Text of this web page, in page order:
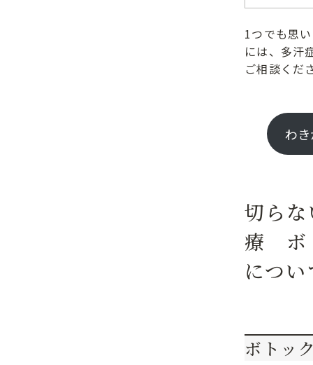
1つでも思
には、多汗
ご相談くだ
わ
切ら
療 ボ
につ
ボトッ